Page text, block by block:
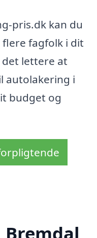
pris.dk kan du
fagfolk i dit
lettere at
autolakering i
budget og